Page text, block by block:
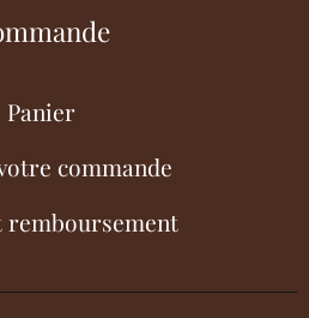
Panier
commande
remboursement